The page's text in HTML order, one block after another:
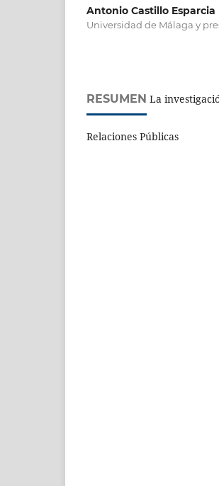
Antonio Castillo Esparcia
Universidad de Málaga y
RESUMEN La
Relaciones Públicas